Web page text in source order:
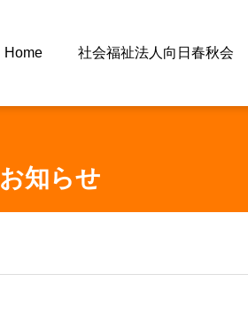
Home 社会福祉法人向日春秋会
お知らせ